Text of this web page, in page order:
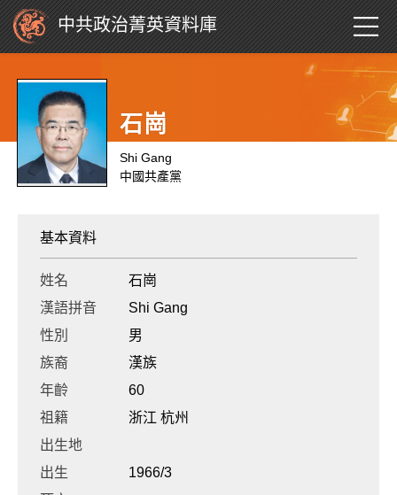
中共政治菁英資料庫
石崗
Shi Gang
中國共產黨
基本資料
姓名
石崗
漢語拼音
Shi Gang
性別
男
族裔
漢族
年齡
60
祖籍
浙江 杭州
出生地
出生
1966/3